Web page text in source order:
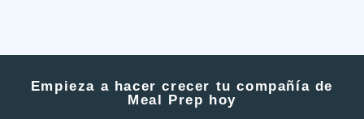
Empieza a hacer crecer tu compañía de
Meal Prep hoy